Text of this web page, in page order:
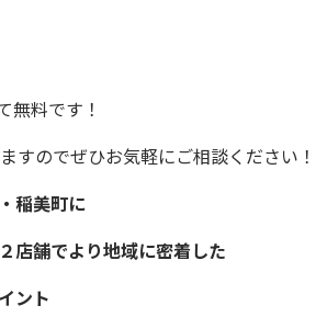
無料です！
すのでぜひお気軽にご相談ください！
稲美町に
店舗でより地域に密着した
ント